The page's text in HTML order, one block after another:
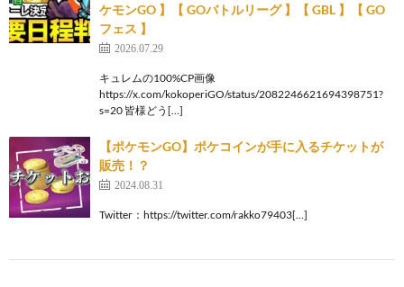
ケモンGO 】【 GOバトルリーグ 】【 GBL 】【 GO
フェス 】
2026.07.29
キュレムの100%CP画像
https://x.com/kokoperiGO/status/2082246621694398751?
s=20 皆様どう[…]
【ポケモンGO】ポケコインが手に入るチケットが
販売！？
2024.08.31
Twitter：https://twitter.com/rakko79403[…]